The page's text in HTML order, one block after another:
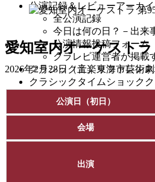
公演記録＆レビューアーカ
全公演記録
今日は何の日？－出来
公演情報投稿フォーム
クラレビ運営者が掲載
クラシック音楽リファレンス
クラシックタイムショック
愛知室内オーケスト
2026年2月28日（土）東海市芸術
公演日（初日）
会場
出演